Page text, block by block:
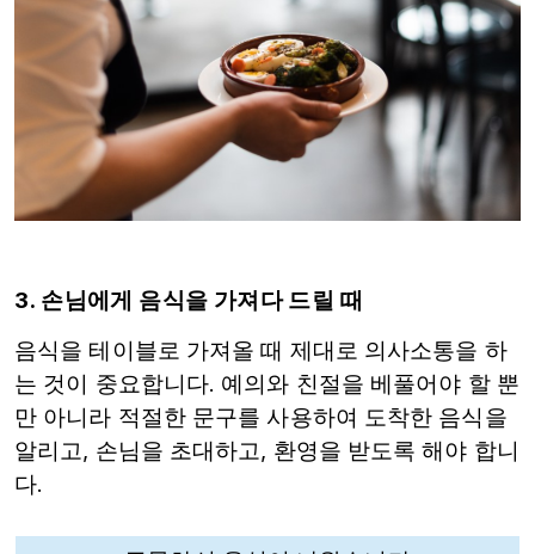
3. 손님에게 음식을 가져다 드릴 때
음식을 테이블로 가져올 때 제대로 의사소통을 하
는 것이 중요합니다. 예의와 친절을 베풀어야 할 뿐
만 아니라 적절한 문구를 사용하여 도착한 음식을
알리고, 손님을 초대하고, 환영을 받도록 해야 합니
다.